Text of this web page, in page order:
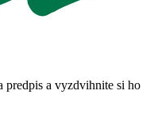
predpis a vyzdvihnite si ho